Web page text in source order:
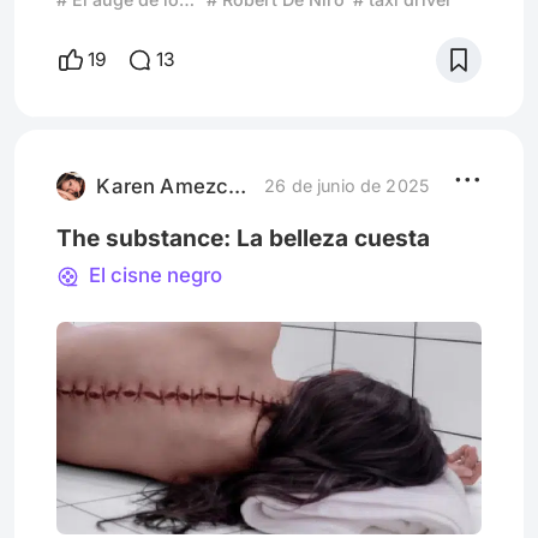
Cuando de Antihéroes se habla es imposible
no hablar de Travis Bickle, un joven con
insomnio crónico residente de New York
regresado de Vietnam, no tiene intención de
19 13
Karen Amezcua B 26 de junio de 2025
The substance: La belleza cuesta
El cisne negro